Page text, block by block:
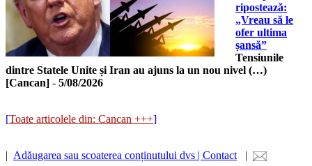
ripostează:
„Vreau să le
ofer ultima
șansă”
Tensiunile
dintre Statele Unite și Iran au ajuns la un nou nivel (…)
[Cancan] - 5/08/2026
[Toate articolele din: Cancan +++]
| Adăugarea sau scoaterea conținutului dvs | Contact |